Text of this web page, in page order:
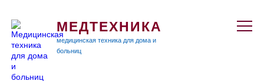
МЕДТЕХНИКА
медицинская техника для дома и
больниц